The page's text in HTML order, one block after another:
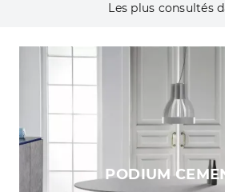
Les plus consultés
PODIUM